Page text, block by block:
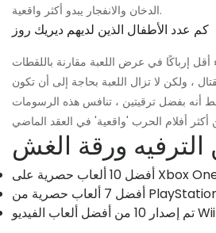
الدخان والانفجار يبدو أكثر واقعية.
كم عدد الأطفال الذين لديهم ديريك روز
أقل إرباكًا في عرض اللعبة مقارنة باللقطات
، ولكن لا تزال اللعبة بحاجة إلى أن تكون
أنه بفضل ترقيتين ، تنافس هذه الرسومات